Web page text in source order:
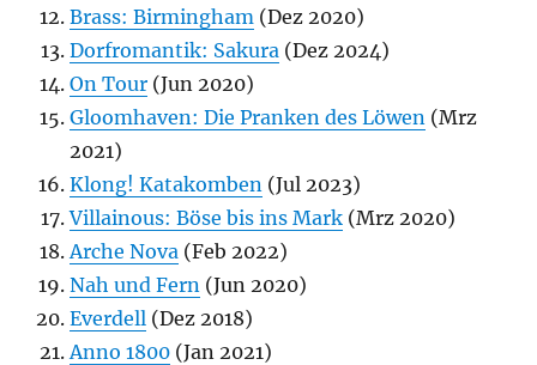
Brass: Birmingham (Dez 2020)
Dorfromantik: Sakura (Dez 2024)
On Tour (Jun 2020)
Gloomhaven: Die Pranken des Löwen (Mrz
2021)
Klong! Katakomben (Jul 2023)
Villainous: Böse bis ins Mark (Mrz 2020)
Arche Nova (Feb 2022)
Nah und Fern (Jun 2020)
Everdell (Dez 2018)
Anno 1800 (Jan 2021)